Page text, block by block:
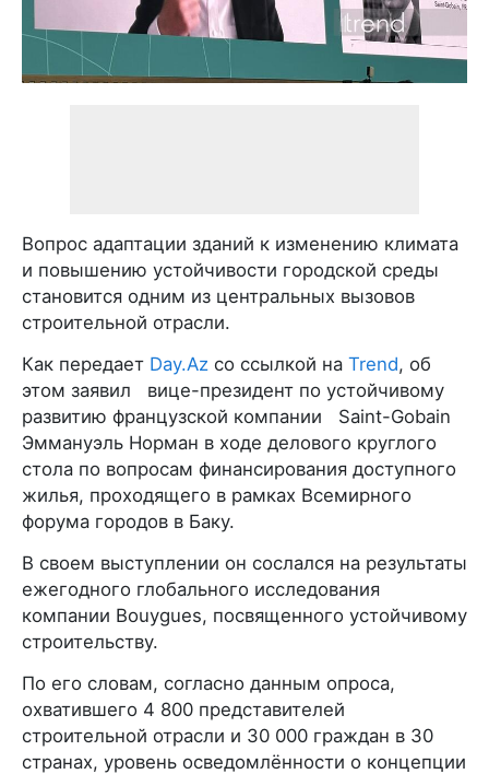
Вопрос адаптации зданий к изменению климата
и повышению устойчивости городской среды
становится одним из центральных вызовов
строительной отрасли.
Как передает Day.Az со ссылкой на Trend, об
этом заявил вице-президент по устойчивому
развитию французской компании Saint-Gobain
Эммануэль Норман в ходе делового круглого
стола по вопросам финансирования доступного
жилья, проходящего в рамках Всемирного
форума городов в Баку.
В своем выступлении он сослался на результаты
ежегодного глобального исследования
компании Bouygues, посвященного устойчивому
строительству.
По его словам, согласно данным опроса,
охватившего 4 800 представителей
строительной отрасли и 30 000 граждан в 30
странах, уровень осведомлённости о концепции